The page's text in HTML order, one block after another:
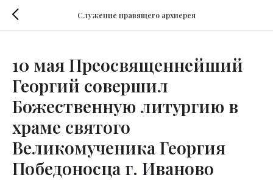
Служение правящего архиерея
10 мая Преосвященнейший
Георгий совершил
Божественную литургию в
храме святого
Великомученика Георгия
Победоносца г. Иваново